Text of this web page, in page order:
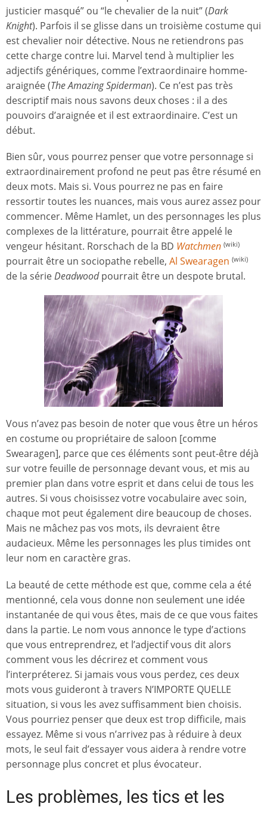
justicier masqué” ou “le chevalier de la nuit” (Dark
Knight). Parfois il se glisse dans un troisième costume qui
est chevalier noir détective. Nous ne retiendrons pas
cette charge contre lui. Marvel tend à multiplier les
adjectifs génériques, comme l’extraordinaire homme-
araignée (The Amazing Spiderman). Ce n’est pas très
descriptif mais nous savons deux choses : il a des
pouvoirs d’araignée et il est extraordinaire. C’est un
début.
Bien sûr, vous pourrez penser que votre personnage si
extraordinairement profond ne peut pas être résumé en
deux mots. Mais si. Vous pourrez ne pas en faire
ressortir toutes les nuances, mais vous aurez assez pour
commencer. Même Hamlet, un des personnages les plus
complexes de la littérature, pourrait être appelé le
vengeur hésitant. Rorschach de la BD Watchmen (wiki)
pourrait être un sociopathe rebelle, Al Swearagen (wiki)
de la sérieDeadwoodpourrait être un despote brutal.
Vous n’avez pas besoin de noter que vous être un héros
en costume ou propriétaire de saloon [comme
Swearagen], parce que ces éléments sont peut-être déjà
sur votre feuille de personnage devant vous, et mis au
premier plan dans votre esprit et dans celui de tous les
autres. Si vous choisissez votre vocabulaire avec soin,
chaque mot peut également dire beaucoup de choses.
Mais ne mâchez pas vos mots, ils devraient être
audacieux. Même les personnages les plus timides ont
leur nom en caractère gras.
La beauté de cette méthode est que, comme cela a été
mentionné, cela vous donne non seulement une idée
instantanée de qui vous êtes, mais de ce que vous faites
dans la partie. Le nom vous annonce le type d’actions
que vous entreprendrez, et l’adjectif vous dit alors
comment vous les décrirez et comment vous
l’interpréterez. Si jamais vous vous perdez, ces deux
mots vous guideront à travers N’IMPORTE QUELLE
situation, si vous les avez suffisamment bien choisis.
Vous pourriez penser que deux est trop difficile, mais
essayez. Même si vous n’arrivez pas à réduire à deux
mots, le seul fait d’essayer vous aidera à rendre votre
personnage plus concret et plus évocateur.
Les problèmes, les tics et les